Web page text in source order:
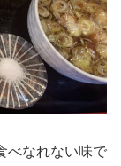
べなれない味で